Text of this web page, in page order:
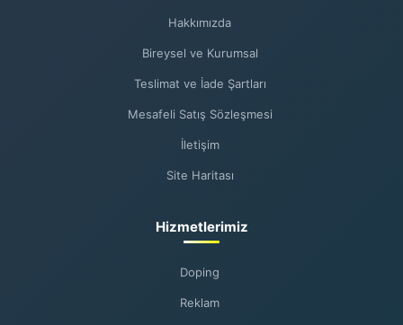
Hakkımızda
Bireysel ve Kurumsal
Teslimat ve İade Şartları
Mesafeli Satış Sözleşmesi
İletişim
Site Haritası
Hizmetlerimiz
Doping
Reklam